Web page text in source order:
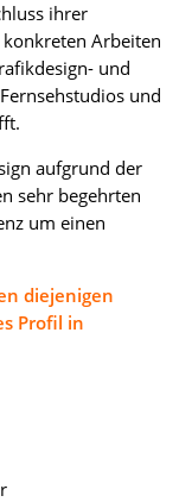
ihrer
Arbeiten
und
und
aufgrund der
sehr begehrten
um einen
diejenigen
Profil in